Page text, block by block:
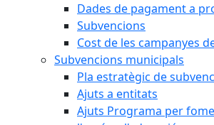
Dades de pagament a
Subvencions
Cost de les campanyes
Subvencions municipals
Pla estratègic de
Ajuts a entitats
Ajuts Programa per